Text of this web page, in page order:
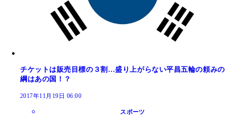
チケットは販売目標の３割…盛り上がらない平昌五輪の頼みの
綱はあの国！？
2017年11月19日 06:00
スポーツ